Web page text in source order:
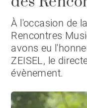
La Baule.
À l'occasion de
Rencontres
avons eu
ZEISEL, le
évènement.